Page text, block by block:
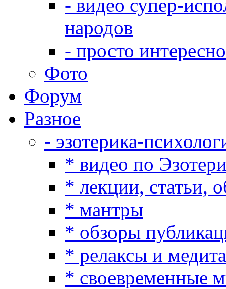
- видео супер-
народов
- просто
Фото
Форум
Разное
- эзотерика-
* видео по
* лекции, статьи,
* мантры
* обзоры
* релаксы и
* своевременные